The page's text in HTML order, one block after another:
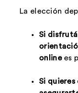
La elección
Si
onlinees
Si